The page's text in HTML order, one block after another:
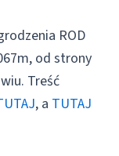
ROD
od strony
Treść
, a TUTAJ